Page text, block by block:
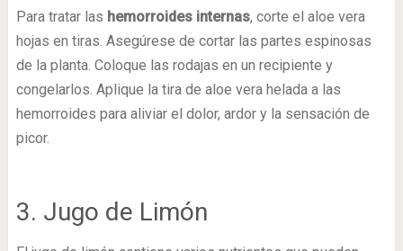
Para tratar las hemorroides internas, corte el aloe vera
hojas en tiras. Asegúrese de cortar las partes espinosas
de la planta. Coloque las rodajas en un recipiente y
congelarlos. Aplique la tira de aloe vera helada a las
hemorroides para aliviar el dolor, ardor y la sensación de
picor.
3. Jugo de Limón